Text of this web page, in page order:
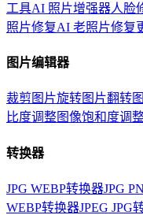
工具AI 照片增强器人脸
照片修复AI 老照片修复
图片编辑器
裁剪图片旋转图片翻转
比度调整图像饱和度调
转换器
JPG WEBP转换器JPG
WEBP转换器JPEG JPG